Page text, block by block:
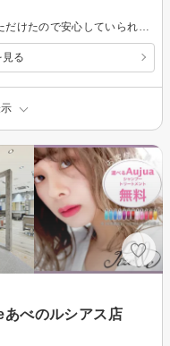
る
べのルシアス店